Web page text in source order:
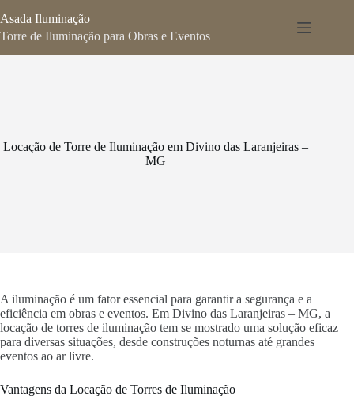
para
o
Asada Iluminação
Torre de Iluminação para Obras e Eventos
Locação de Torre de Iluminação em Divino das Laranjeiras –
MG
A iluminação é um fator essencial para garantir a segurança e a
eficiência em obras e eventos. Em Divino das Laranjeiras – MG, a
locação de torres de iluminação tem se mostrado uma solução eficaz
para diversas situações, desde construções noturnas até grandes
eventos ao ar livre.
Vantagens da Locação de Torres de Iluminação